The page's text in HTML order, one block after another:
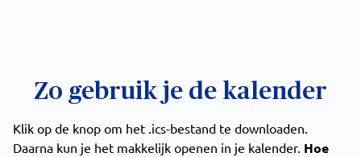
Zo gebruik je de kalender
Klik op de knop om het .ics-bestand te downloaden.
Daarna kun je het makkelijk openen in je kalender. Hoe